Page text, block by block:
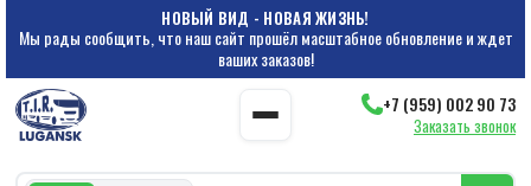
НОВЫЙ ВИД - НОВАЯ ЖИЗНЬ!
Мы рады сообщить, что наш сайт прошёл масштабное обновление и ждет
ваших заказов!
+7 (959) 002 90 73
Заказать звонок